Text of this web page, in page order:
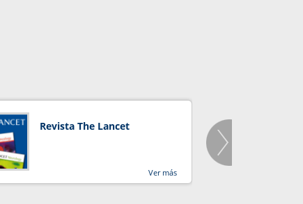
Revista The Lancet
Ver más